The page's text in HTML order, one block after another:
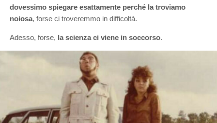
dovessimo spiegare esattamente perché la troviamo
noiosa, forse ci troveremmo in difficoltà.
Adesso, forse, la scienza ci viene in soccorso.